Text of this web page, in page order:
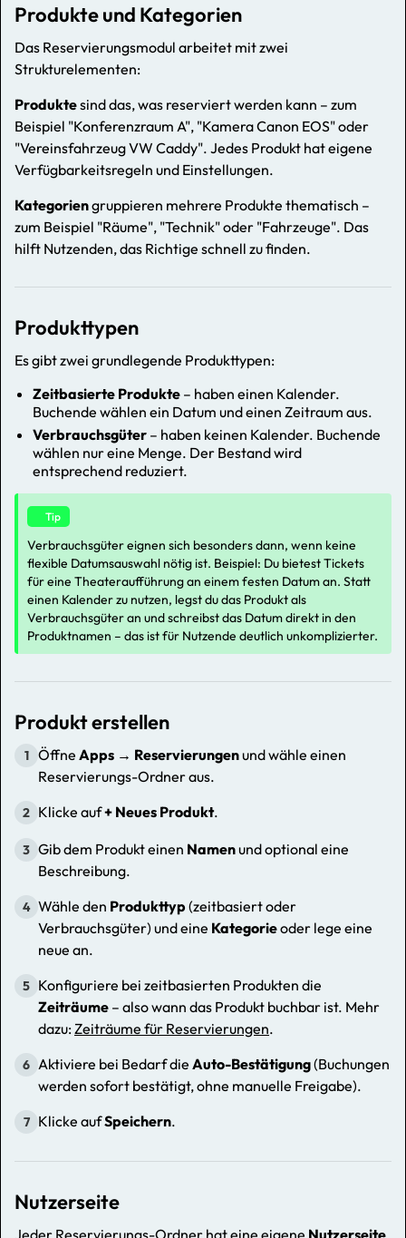
Produkte und Kategorien
Das Reservierungsmodul arbeitet mit zwei
Strukturelementen:
Produktesind das, was reserviert werden kann – zum
Beispiel "Konferenzraum A", "Kamera Canon EOS" oder
"Vereinsfahrzeug VW Caddy". Jedes Produkt hat eigene
Verfügbarkeitsregeln und Einstellungen.
Kategoriengruppieren mehrere Produkte thematisch –
zum Beispiel "Räume", "Technik" oder "Fahrzeuge". Das
hilft Nutzenden, das Richtige schnell zu finden.
Produkttypen
Es gibt zwei grundlegende Produkttypen:
Zeitbasierte Produkte – haben einen Kalender.
Buchende wählen ein Datum und einen Zeitraum aus.
Verbrauchsgüter – haben keinen Kalender. Buchende
wählen nur eine Menge. Der Bestand wird
entsprechend reduziert.
Tip
Verbrauchsgüter eignen sich besonders dann, wenn keine
flexible Datumsauswahl nötig ist. Beispiel: Du bietest Tickets
für eine Theateraufführung an einem festen Datum an. Statt
einen Kalender zu nutzen, legst du das Produkt als
Verbrauchsgüter an und schreibst das Datum direkt in den
Produktnamen – das ist für Nutzende deutlich unkomplizierter.
Produkt erstellen
1 Öffne Apps → Reservierungenund wähle einen
Reservierungs-Ordner aus.
2 Klicke auf+ Neues Produkt.
3 Gib dem Produkt einen Namenund optional eine
Beschreibung.
4 Wähle den Produkttyp (zeitbasiert oder
Verbrauchsgüter) und eine Kategorieoder lege eine
neue an.
5 Konfiguriere bei zeitbasierten Produkten die
Zeiträume – also wann das Produkt buchbar ist. Mehr
dazu:Zeiträume für Reservierungen.
6 Aktiviere bei Bedarf die Auto-Bestätigung(Buchungen
werden sofort bestätigt, ohne manuelle Freigabe).
7 Klicke aufSpeichern.
Nutzerseite
Jeder Reservierungs-Ordner hat eine eigene Nutzerseite